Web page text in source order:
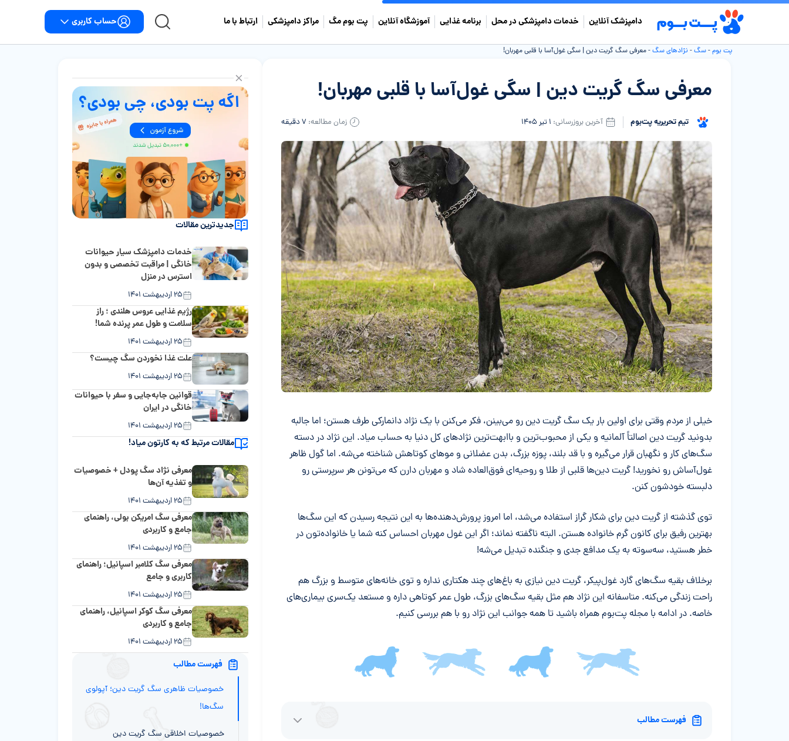
دامپزشک آنلاین خدمات دامپزشکی در محل برنامه غذایی آموزشگاه آنلاین پت بوم مگ مراکز دامپزشکی ارتباط با ما حساب کاربری
پت بوم-سگ- نژادهای سگ-معرفی سگ گریت دین | سگی غول‌آسا با قلبی مهربان!
معرفی سگ گریت دین | سگی غول‌آسا با قلبی مهربان!
تیم تحریریه پت‌بوم آخرین بروزرسانی: ۱ تیر ۱۴۰۵ زمان مطالعه: ۷ دقیقه
خلاصه مقاله
خیلی از مردم وقتی برای اولین بار یک سگ گریت دین رو می‌بینن، فکر می‌کنن با یک نژاد دانمارکی طرف هستن؛ اما جالبه
بدونید گریت دین اصالتاً آلمانیه‌ و یکی از محبوب‌ترین و باابهت‌ترین نژادهای کل دنیا به حساب میاد. این نژاد در دسته
سگ‌های کار و نگهبان قرار می‌گیره و با قد بلند، پوزه بزرگ، بدن عضلانی و موهای کوتاهش شناخته می‌شه. اما گول ظاهر
غول‌آساش رو نخورید! گریت دین‌ها قلبی از طلا و روحیه‌ای فوق‌العاده شاد و مهربان دارن که می‌تونن هر سرپرستی رو
دلبسته خودشون کنن.
توی گذشته از گریت دین برای شکار گراز استفاده می‌شد، اما امروز پرورش‌دهنده‌ها به این نتیجه رسیدن که این سگ‌ها
بهترین رفیق برای کانون گرم خانواده هستن. البته ناگفته نماند؛ اگر این غول مهربان احساس کنه شما یا خانواده‌تون در
خطر هستید، سه‌سوته به یک مدافع جدی و جنگنده تبدیل می‌شه!
برخلاف بقیه سگ‌های گارد غول‌پیکر، گریت دین نیازی به باغ‌های چند هکتاری نداره و توی خانه‌های متوسط و بزرگ هم
راحت زندگی می‌کنه. متاسفانه این نژاد هم مثل بقیه سگ‌های بزرگ، طول عمر کوتاهی داره و مستعد یک‌سری بیماری‌های
خاصه. در ادامه با مجله پت‌بوم همراه باشید تا همه جوانب این نژاد رو با هم بررسی کنیم.
فهرست مطالب
جدیدترین مقالات
خدمات دامپزشک سیار حیوانات
خانگی | مراقبت تخصصی و بدون
استرس در منزل
۲۵ اردیبهشت ۱۴۰۱
رژیم غذایی عروس هلندی ؛ راز
سلامت و طول عمر پرنده شما!
۲۵ اردیبهشت ۱۴۰۱
علت غذا نخوردن سگ چیست؟
۲۵ اردیبهشت ۱۴۰۱
قوانین جابه‌جایی و سفر با حیوانات
خانگی در ایران
۲۵ اردیبهشت ۱۴۰۱
مقالات مرتبط که به کارتون میاد!
معرفی نژاد سگ پودل + خصوصیات
و تغذیه آن‌ها
۲۵ اردیبهشت ۱۴۰۱
معرفی سگ امریکن بولی، راهنمای
جامع و کاربردی
۲۵ اردیبهشت ۱۴۰۱
معرفی سگ کلامبر اسپانیل؛ راهنمای
کاربری و جامع
۲۵ اردیبهشت ۱۴۰۱
معرفی سگ کوکر اسپانیل، راهنمای
جامع و کاربردی
۲۵ اردیبهشت ۱۴۰۱
فهرست مطالب
خصوصیات ظاهری سگ گریت دین؛ آپولوی
سگ‌ها!
خصوصیات اخلاقی سگ گریت دین